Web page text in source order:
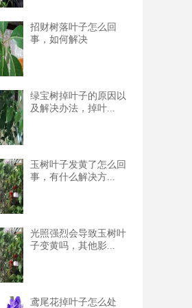
招财树落叶子怎么回
事，如何解决
绿宝树掉叶子的原因以
及解决办法，掉叶...
玉树叶子发黄了怎么回
事，有什么解决方...
光照强烈会导致玉树叶
子变黄吗，其他影...
鸢尾花掉叶子怎么处